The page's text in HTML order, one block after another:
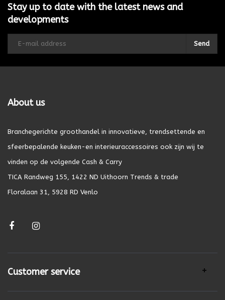
Stay up to date with the latest news and
developments
Send
About us
Branchegerichte groothandel in innovatieve, trendsettende en
sfeerbepalende keuken-en interieuraccessoires ook zijn wij te
vinden op de volgende Cash & Carry
TICA Randweg 155, 1422 ND Uithoorn Trends & trade
Floralaan 31, 5928 RD Venlo
Customer service